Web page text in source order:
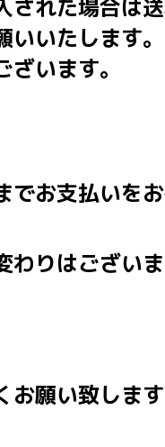
れた場合は
いたします
います。
お支払いをお
りはございま
願い致します